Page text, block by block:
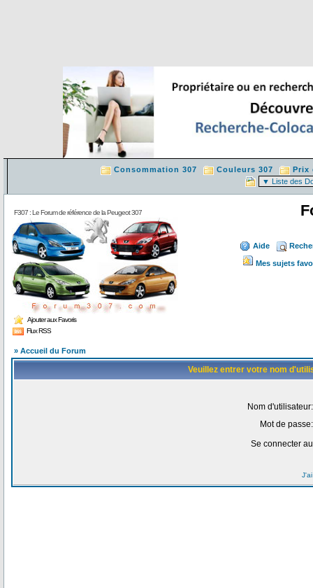
Consommation 307 Couleurs 307 Prix
F307 : Le Forum de référence de la Peugeot 307
Ajouter aux Favoris
Flux RSS
Aide
Mes sujets
» Accueil du Forum
Veuillez entrer votre nom
Nom d'utilisateur:
Mot de passe:
Se connecter